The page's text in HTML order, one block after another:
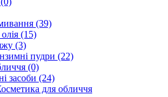
(39)
(15)
(3)
пудри (22)
(0)
засоби (24)
для обличчя